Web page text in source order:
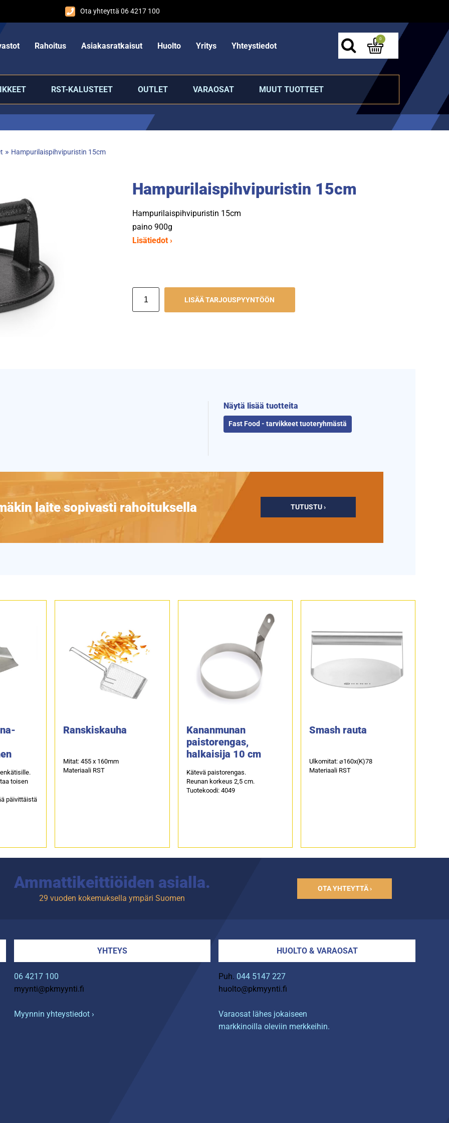
Ota yhteyttä 06 4217 100
Rahoitus Asiakasratkaisut Huolto Yritys Yhteystiedot
0
RST-KALUSTEET OUTLET VARAOSAT MUUT TUOTTEET
» Hampurilaispihvipuristin 15cm
Hampurilaispihvipuristin 15cm
Hampurilaispihvipuristin 15cm
paino 900g
Lisätiedot ›
LISÄÄ TARJOUSPYYNTÖÖN
Näytä lisää tuotteita
Fast Food - tarvikkeet tuoteryhmästä
laite sopivasti rahoituksella TUTUSTU ›
toisen
päivittäistä
Ranskiskauha
Mitat: 455 x 160mm
Materiaali RST
Kananmunan
paistorengas,
halkaisija 10 cm
Kätevä paistorengas.
Reunan korkeus 2,5 cm.
Tuotekoodi: 4049
Smash rauta
Ulkomitat: ⌀160x(K)78
Materiaali RST
Ammattikeittiöiden asialla.
29 vuoden kokemuksella ympäri Suomen
OTA YHTEYTTÄ ›
YHTEYS
06 4217 100
myynti@pkmyynti.fi
Myynnin yhteystiedot ›
HUOLTO & VARAOSAT
Puh. 044 5147 227
huolto@pkmyynti.fi
Varaosat lähes jokaiseen
markkinoilla oleviin merkkeihin.